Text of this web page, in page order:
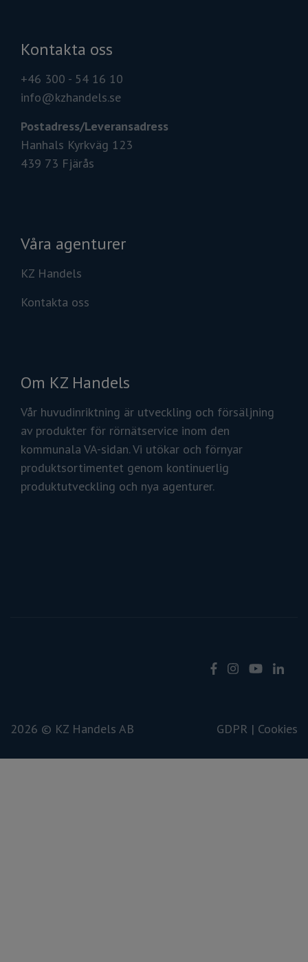
Kontakta oss
+46 300 - 54 16 10
info@kzhandels.se
Postadress/Leveransadress
Hanhals Kyrkväg 123
439 73 Fjärås
Våra agenturer
KZ Handels
Kontakta oss
Om KZ Handels
Vår huvudinriktning är utveckling och försäljning
av produkter för rörnätservice inom den
kommunala VA-sidan. Vi utökar och förnyar
produktsortimentet genom kontinuerlig
produktutveckling och nya agenturer.
2026 © KZ Handels AB GDPR | Cookies